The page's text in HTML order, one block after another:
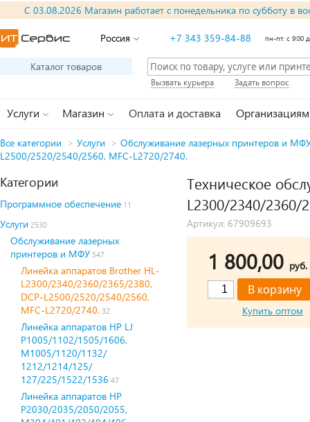
С 03.08.2026 Магазин работает с понедельника по субботу в
Россия +7 343 359-84-88 пн-пт: с 9:00
Каталог товаров
Вызвать курьера Задать вопрос
Услуги Магазин Оплата и доставка Организациям
Все категории > Услуги > Обслуживание лазерных принтеров и
L2500/2520/2540/2560, MFC-L2720/2740.
Категории
Программное обеспечение 11
Услуги 2530
Обслуживание лазерных
принтеров и МФУ 547
Линейка аппаратов Brother HL-
L2300/2340/2360/2365/2380,
DCP-L2500/2520/2540/2560,
MFC-L2720/2740. 32
Линейка аппаратов HP LJ
P1005/1102/1505/1606,
M1005/1120/1132/
1212/1214/125/
127/225/1522/1536 47
Линейка аппаратов HP
P2030/2035/2050/2055,
Техническое
L2300/2340/2360/
Артикул: 67909693
1 800,00 руб.
Купить оптом